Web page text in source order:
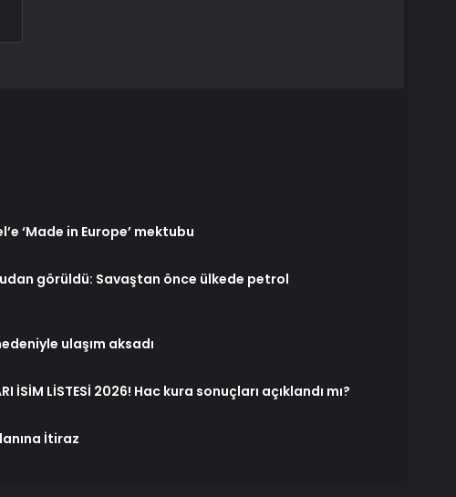
‘Made in Europe’ mektubu
görüldü: Savaştan önce ülkede petrol
ulaşım aksadı
İSİM LİSTESİ 2026! Hac kura sonuçları açıklandı mı?
İtiraz